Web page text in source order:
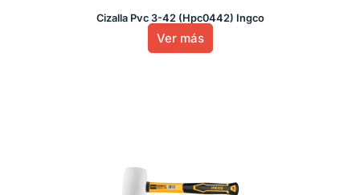
Cizalla Pvc 3-42 (Hpc0442) Ingco
Ver más